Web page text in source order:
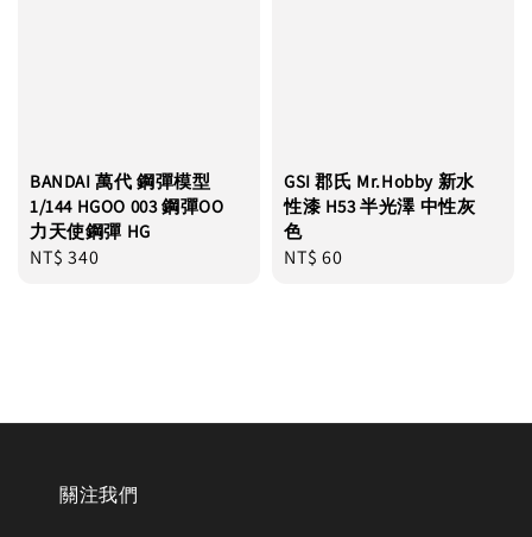
BANDAI 萬代 鋼彈模型
1/144 HGOO 003 鋼彈OO
力天使鋼彈 HG
Regular
NT$ 340
GSI 郡氏 Mr.Hobby 新水
性漆 H53 半光澤 中性灰
色
Regular
NT$ 60
關注我們